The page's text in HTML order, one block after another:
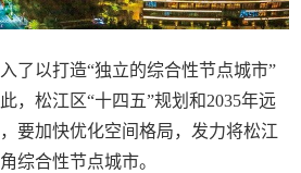
了以打造“独立的综合性节点城市”
，松江区“十四五”规划和2035年远
要加快优化空间格局，发力将松江
综合性节点城市。